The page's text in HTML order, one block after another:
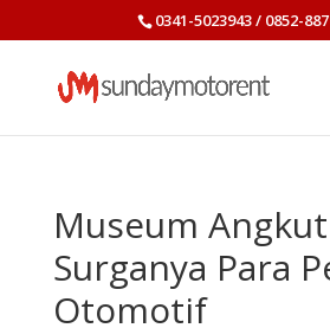
0341-5023943 / 0852-
Museum
Surganya Para
Otomotif